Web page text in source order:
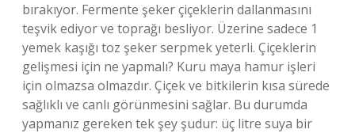
bırakıyor. Fermente şeker çiçeklerin dallanmasını
teşvik ediyor ve toprağı besliyor. Üzerine sadece 1
yemek kaşığı toz şeker serpmek yeterli. Çiçeklerin
gelişmesi için ne yapmalı? Kuru maya hamur işleri
için olmazsa olmazdır. Çiçek ve bitkilerin kısa sürede
sağlıklı ve canlı görünmesini sağlar. Bu durumda
yapmanız gereken tek şey şudur: üç litre suya bir